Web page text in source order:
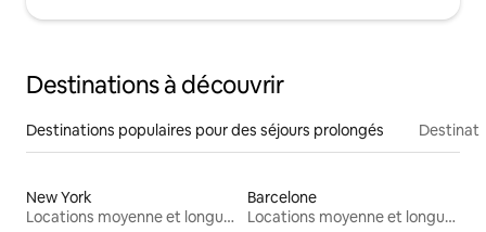
Destinations à découvrir
Destinations populaires pour des séjours prolongés
New York
Locations moyenne et longue durée
Barcelone
Locations moyenne et longue durée